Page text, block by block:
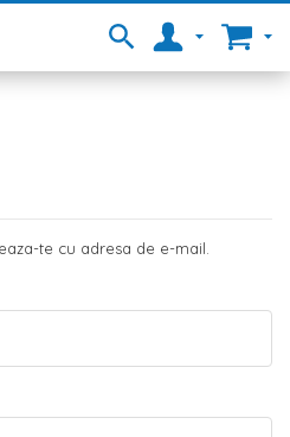
te cu adresa de e-mail.